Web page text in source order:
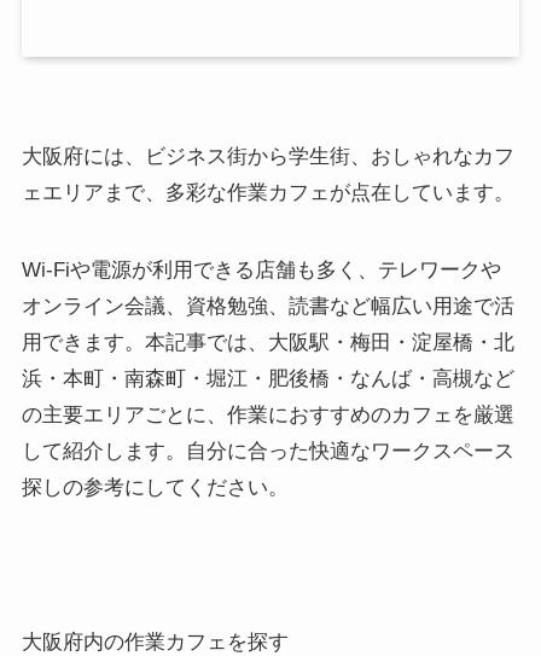
大阪府には、ビジネス街から学生街、おしゃれなカフ
ェエリアまで、多彩な作業カフェが点在しています。
Wi-Fiや電源が利用できる店舗も多く、テレワークや
オンライン会議、資格勉強、読書など幅広い用途で活
用できます。本記事では、大阪駅・梅田・淀屋橋・北
浜・本町・南森町・堀江・肥後橋・なんば・高槻など
の主要エリアごとに、作業におすすめのカフェを厳選
して紹介します。自分に合った快適なワークスペース
探しの参考にしてください。
大阪府内の作業カフェを探す